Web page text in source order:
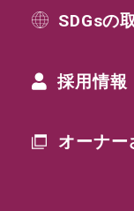
SDGsの
採用情報
オーナ